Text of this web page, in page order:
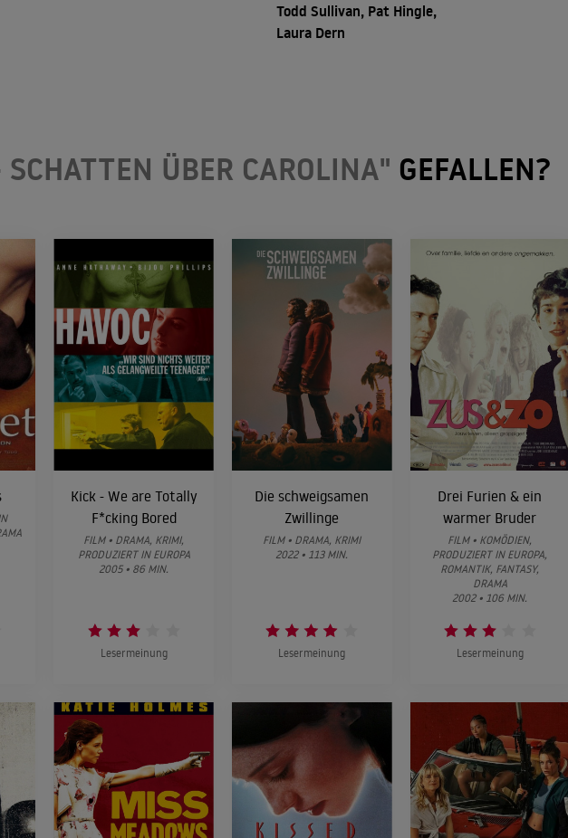
Todd Sullivan, Pat Hingle,
Laura Dern
ÜBER CAROLINA" GEFALLEN?
Kick - We are Totally
F*cking Bored
FILM • DRAMA, KRIMI,
PRODUZIERT IN EUROPA
2005 • 86 MIN.
Lesermeinung
Die schweigsamen
Zwillinge
FILM • DRAMA, KRIMI
2022 • 113 MIN.
Lesermeinung
Drei Furien & ein
warmer Bruder
FILM • KOMÖDIEN,
PRODUZIERT IN EUROPA,
ROMANTIK, FANTASY,
DRAMA
2002 • 106 MIN.
Lesermeinung